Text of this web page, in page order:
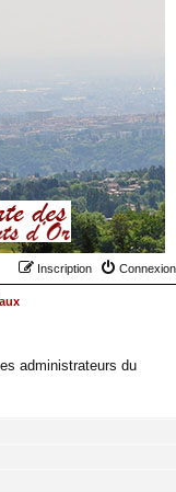
Connexion
Inscription
administrateurs du